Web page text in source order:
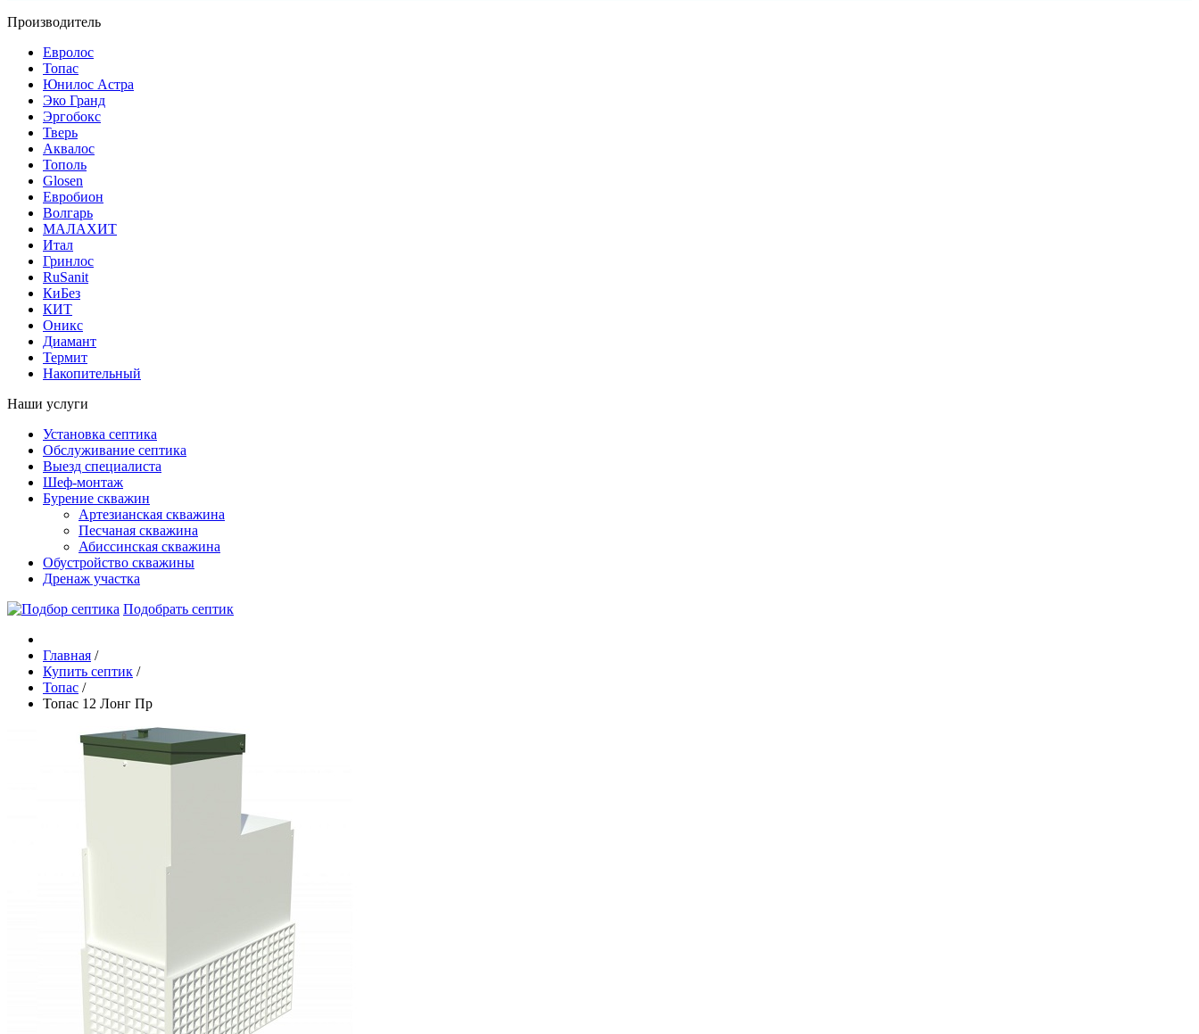
Производитель
Евролос
Топас
Юнилос Астра
Эко Гранд
Эргобокс
Тверь
Аквалос
Тополь
Glosen
Евробион
Волгарь
МАЛАХИТ
Итал
Гринлос
RuSanit
КиБез
КИТ
Оникс
Диамант
Термит
Накопительный
Наши услуги
Установка септика
Обслуживание септика
Выезд специалиста
Шеф-монтаж
Бурение скважин
Артезианская скважина
Песчаная скважина
Абиссинская скважина
Обустройство скважины
Дренаж участка
Подобрать септик
Главная /
Купить септик /
Топас /
Топас 12 Лонг Пр